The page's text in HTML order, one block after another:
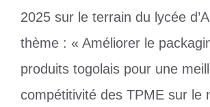
2025 sur le terrain du lycée
thème : « Améliorer le
produits togolais pour une
compétitivité des TPME sur le